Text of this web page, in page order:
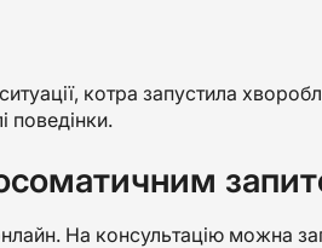
котра запустила
поведінки.
На консультацію можна